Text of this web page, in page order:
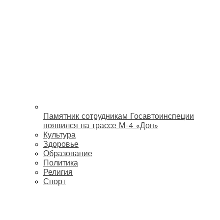
Памятник сотрудникам Госавтоинспеции
появился на трассе М-4 «Дон»
Культура
Здоровье
Образование
Политика
Религия
Спорт